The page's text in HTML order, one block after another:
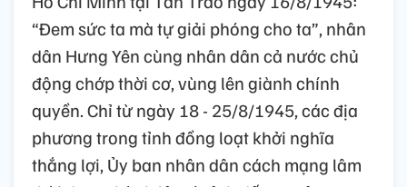
“Đem sức ta mà tự giải phóng cho ta”, nhân
dân Hưng Yên cùng nhân dân cả nước chủ
động chớp thời cơ, vùng lên giành chính
quyền. Chỉ từ ngày 18 - 25/8/1945, các địa
phương trong tỉnh đồng loạt khởi nghĩa
thắng lợi, Ủy ban nhân dân cách mạng lâm